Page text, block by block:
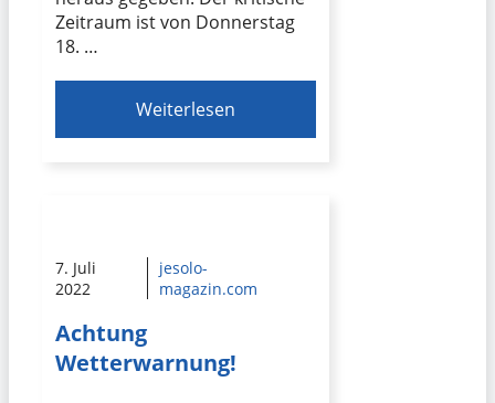
Zeitraum ist von Donnerstag
18. …
Weiterlesen
7. Juli
2022
jesolo-
magazin.com
Achtung
Wetterwarnung!